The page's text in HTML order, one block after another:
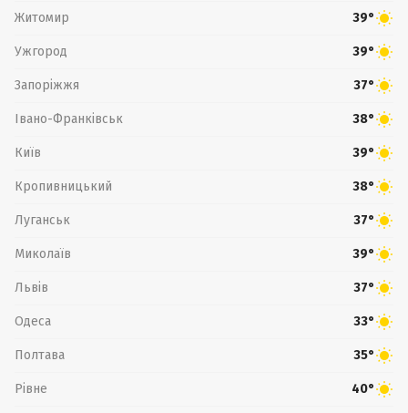
Житомир 39°
Ужгород 39°
Запоріжжя 37°
Івано-Франківськ 38°
Київ 39°
Кропивницький 38°
Луганськ 37°
Миколаїв 39°
Львів 37°
Одеса 33°
Полтава 35°
Рівне 40°